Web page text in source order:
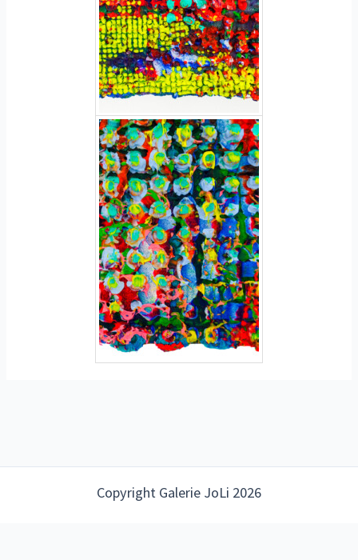
Copyright Galerie JoLi 2026